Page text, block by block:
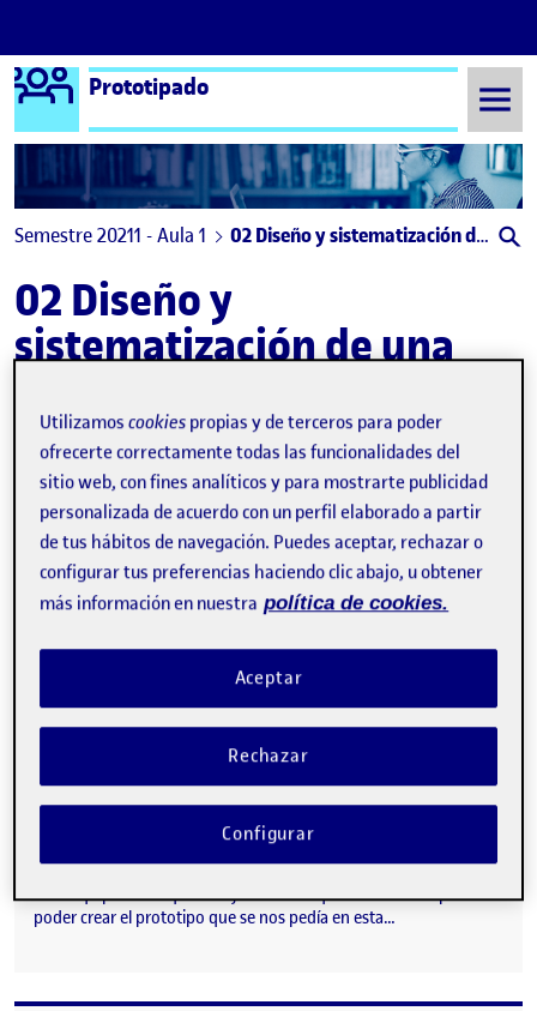
Saltar al contenido
Logo Ágora
Prototipado
Semestre 20211 - Aula 1 02 Diseño y sistematización de una interfaz gráfica (projecto 1/2)
02 Diseño y
sistematización de una
1/2)
Publicado por
Publicado por
Hector
Fecha de publicación
25 Abr 2022 25 abril, 2022 10:11 pm
- comentarioen PEC 2. Diseño y
Hola equipo! Por aquí os dejo el diseño que he realizado para
poder crear el prototipo que se nos pedía en esta…
Utilizamoscookies propias y de terceros para poder
ofrecerte correctamente todas las funcionalidades del
sitio web, con fines analíticos y para mostrarte publicidad
personalizada de acuerdo con un perfil elaborado a partir
de tus hábitos de navegación. Puedes aceptar, rechazar o
configurar tus preferencias haciendo clic abajo, u obtener
más información en nuestra política de cookies.
Rechazar
Aceptar
Configurar